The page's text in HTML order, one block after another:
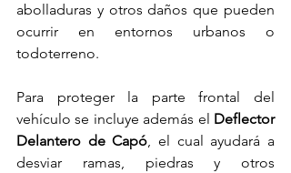
abolladuras y otros daños que pueden
ocurrir en entornos urbanos o
todoterreno.
Para proteger la parte frontal del
vehículo se incluye además el Deflector
Delantero de Capó, el cual ayudará a
desviar ramas, piedras y otros